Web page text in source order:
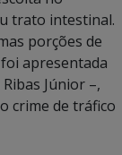
trato intestinal.
porções de
apresentada
Júnior –,
crime de tráfico